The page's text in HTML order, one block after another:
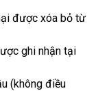
được xóa bỏ từ
ghi nhận tại
(không điều